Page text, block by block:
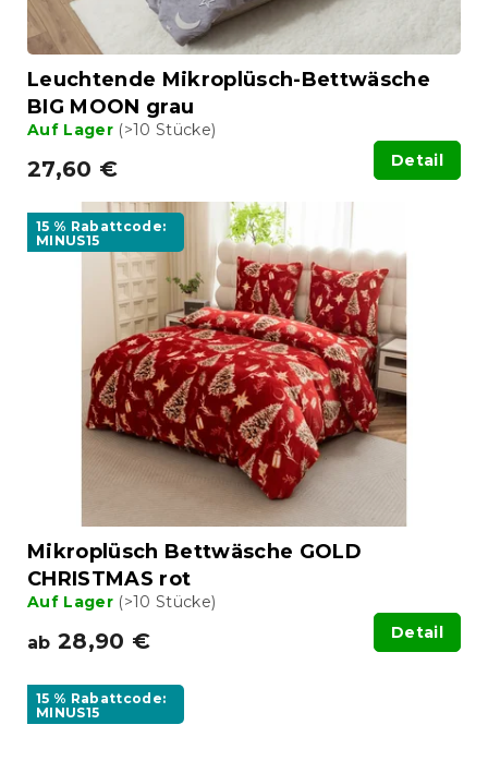
Leuchtende Mikroplüsch-Bettwäsche
BIG MOON grau
Auf Lager (>10 Stücke)
27,60 € Detail
15 % Rabattcode:
MINUS15
Mikroplüsch Bettwäsche GOLD
CHRISTMAS rot
Auf Lager (>10 Stücke)
ab 28,90 € Detail
15 % Rabattcode:
MINUS15